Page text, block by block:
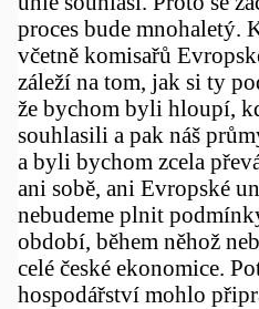
proces bude mnohaletý.
včetně komisařů
záleží na tom, jak si ty
že bychom byli hloupí,
souhlasili a pak náš
a byli bychom zcela
ani sobě, ani Evropské
nebudeme plnit
období, během něhož
celé české ekonomice.
hospodářství mohlo